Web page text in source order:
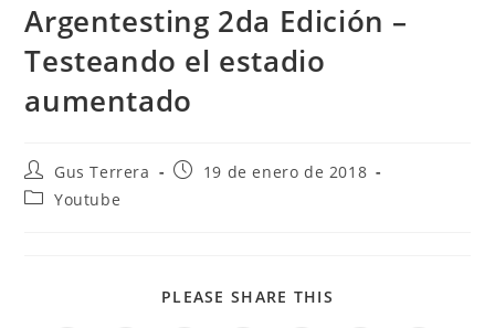
Argentesting 2da Edición –
Testeando el estadio
aumentado
Gus Terrera
19 de enero de 2018
Youtube
PLEASE SHARE THIS